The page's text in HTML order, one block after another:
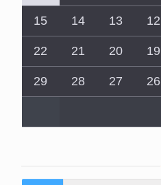
12
13
14
15
19
20
21
22
26
27
28
29